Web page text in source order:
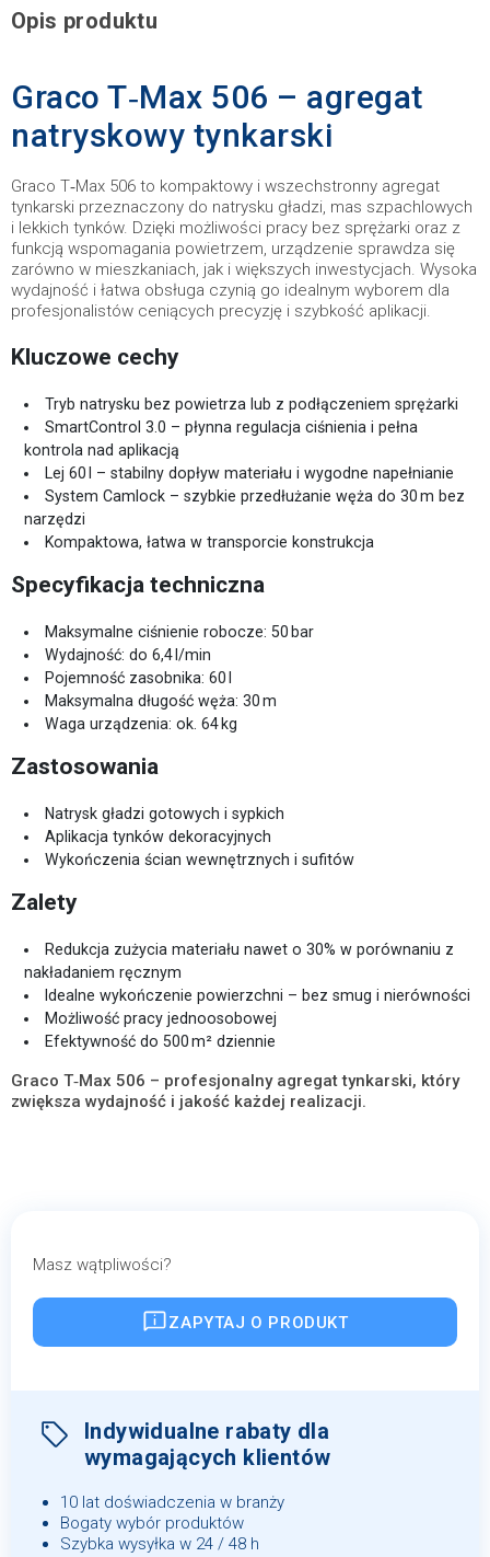
Opis produktu
Graco T‑Max 506 – agregat
natryskowy tynkarski
Graco T‑Max 506 to kompaktowy i wszechstronny agregat
tynkarski przeznaczony do natrysku gładzi, mas szpachlowych
i lekkich tynków. Dzięki możliwości pracy bez sprężarki oraz z
funkcją wspomagania powietrzem, urządzenie sprawdza się
zarówno w mieszkaniach, jak i większych inwestycjach. Wysoka
wydajność i łatwa obsługa czynią go idealnym wyborem dla
profesjonalistów ceniących precyzję i szybkość aplikacji.
Kluczowe cechy
Tryb natrysku bez powietrza lub z podłączeniem sprężarki
SmartControl 3.0 – płynna regulacja ciśnienia i pełna
kontrola nad aplikacją
Lej 60 l – stabilny dopływ materiału i wygodne napełnianie
System Camlock – szybkie przedłużanie węża do 30 m bez
narzędzi
Kompaktowa, łatwa w transporcie konstrukcja
Specyfikacja techniczna
Maksymalne ciśnienie robocze: 50 bar
Wydajność: do 6,4 l/min
Pojemność zasobnika: 60 l
Maksymalna długość węża: 30 m
Waga urządzenia: ok. 64 kg
Zastosowania
Natrysk gładzi gotowych i sypkich
Aplikacja tynków dekoracyjnych
Wykończenia ścian wewnętrznych i sufitów
Zalety
Redukcja zużycia materiału nawet o 30% w porównaniu z
nakładaniem ręcznym
Idealne wykończenie powierzchni – bez smug i nierówności
Możliwość pracy jednoosobowej
Efektywność do 500 m² dziennie
Graco T‑Max 506 – profesjonalny agregat tynkarski, który
zwiększa wydajność i jakość każdej realizacji.
Masz wątpliwości?
ZAPYTAJ O PRODUKT
Indywidualne rabaty dla
wymagających klientów
10 lat doświadczenia w branży
Bogaty wybór produktów
Szybka wysyłka w 24 / 48 h